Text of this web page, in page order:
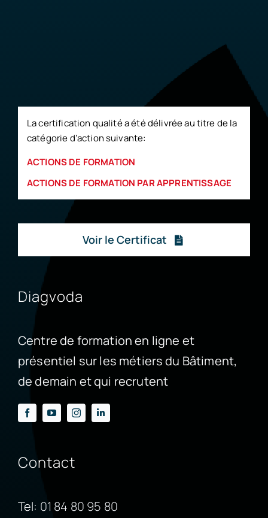
La certification qualité a été délivrée au titre de la
catégorie d’action suivante:
ACTIONS DE FORMATION
ACTIONS DE FORMATION PAR APPRENTISSAGE
Voir le Certificat
Diagvoda
Centre de formation en ligne et
présentiel sur les métiers du Bâtiment,
de demain et qui recrutent
Contact
Tel: 01 84 80 95 80